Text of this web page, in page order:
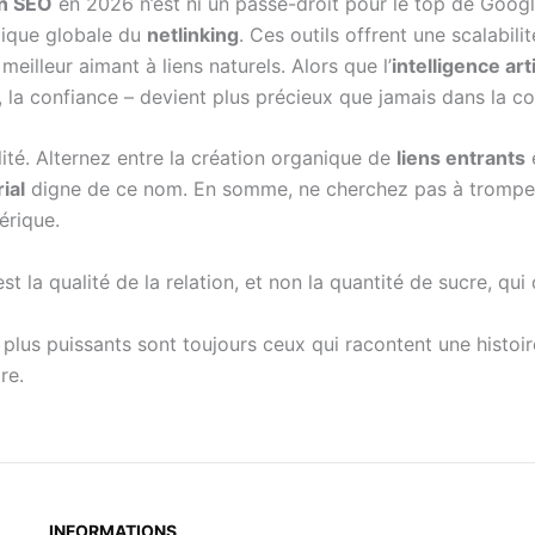
globale du netlinking. Ces outils offrent une
aimant à liens naturels. Alors que l’intelligence
la confiance – devient plus précieux que jamais dans la
Alternez entre la création organique de liens entrants
digne de ce nom. En somme, ne cherchez pas à
la qualité de la relation, et non la quantité de sucre,
plus puissants sont toujours ceux qui racontent une
INFORMATIONS